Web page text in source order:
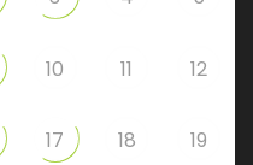
10 11 12
17 18 19